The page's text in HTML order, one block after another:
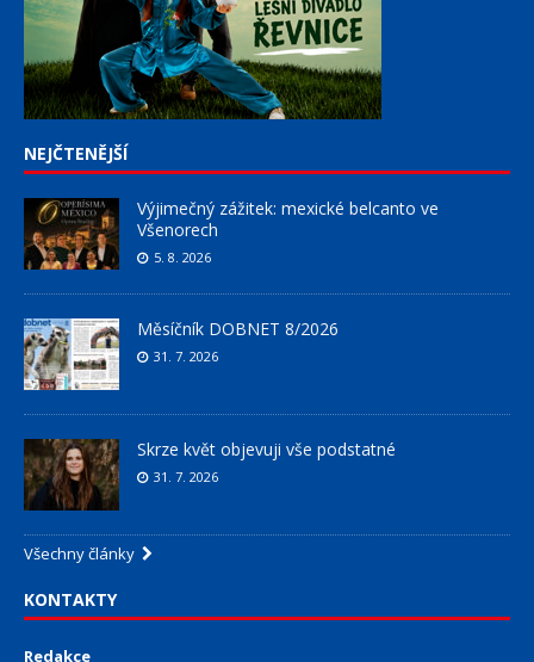
NEJČTENĚJŠÍ
Výjimečný zážitek: mexické belcanto ve
Všenorech
5. 8. 2026
Měsíčník DOBNET 8/2026
31. 7. 2026
Skrze květ objevuji vše podstatné
31. 7. 2026
Všechny články
KONTAKTY
Redakce